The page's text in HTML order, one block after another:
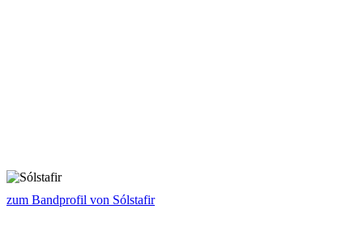
zum Bandprofil von Sólstafir